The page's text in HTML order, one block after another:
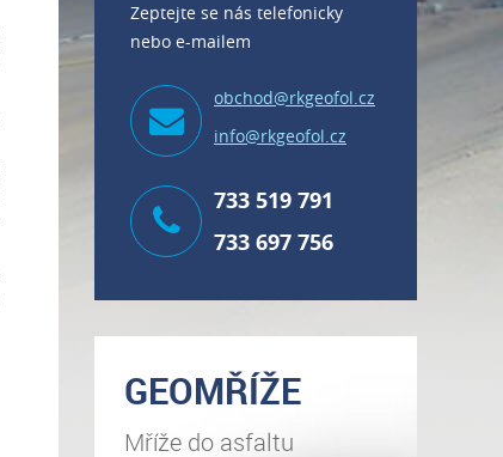
Zeptejte se nás telefonicky
nebo e-mailem
obchod@rkgeofol.cz
info@rkgeofol.cz
733 519 791
733 697 756
GEOMŘÍŽE
Mříže do asfaltu